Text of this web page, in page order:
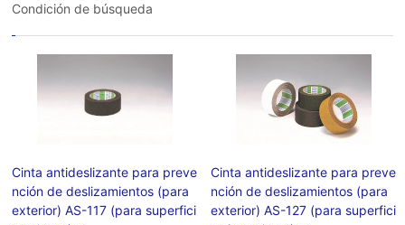
Condición de búsqueda
Cinta antideslizante para preve
nción de deslizamientos (para
exterior) AS-117 (para superfici
Cinta antideslizante para preve
nción de deslizamientos (para
exterior) AS-127 (para superfici